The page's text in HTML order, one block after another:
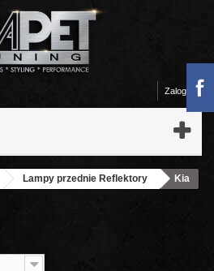
Zaloguj się
Lampy przednie Reflektory Kia